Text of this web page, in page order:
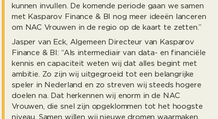
kunnen invullen. De komende periode gaan we samen
met Kasparov Finance & BI nog meer ideeën lanceren
om NAC Vrouwen in de regio op de kaart te zetten.”
Jasper van Eck, Algemeen Directeur van Kasparov
Finance & BI: “Als intermediair van data- en financiële
kennis en capaciteit weten wij dat alles begint met
ambitie. Zo zijn wij uitgegroeid tot een belangrijke
speler in Nederland en zo streven wij steeds hogere
doelen na. Dat herkennen wij enorm in de NAC
Vrouwen, die snel zijn opgeklommen tot het hoogste
niveau. Samen willen wij nieuwe dromen waarmaken.